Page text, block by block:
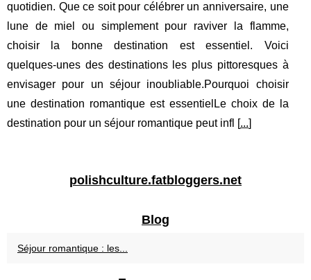
quotidien. Que ce soit pour célébrer un anniversaire, une
lune de miel ou simplement pour raviver la flamme,
choisir la bonne destination est essentiel. Voici
quelques-unes des destinations les plus pittoresques à
envisager pour un séjour inoubliable.Pourquoi choisir
une destination romantique est essentielLe choix de la
destination pour un séjour romantique peut infl [...]
polishculture.fatbloggers.net
Blog
Séjour romantique : les...